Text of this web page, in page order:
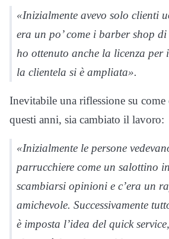
«Inizialmente avevo solo clienti
era un po’ come i barber shop
ho ottenuto anche la licenza per
la clientela si è ampliata».
Inevitabile una riflessione su
questi anni, sia cambiato il lavoro:
«Inizialmente le persone
parrucchiere come un salottino
scambiarsi opinioni e c’era un
amichevole. Successivamente
è imposta l’idea del quick